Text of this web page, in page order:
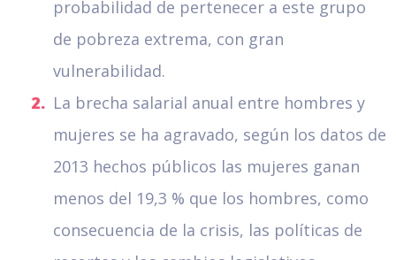
probabilidad de pertenecer a este grupo
de pobreza extrema, con gran
vulnerabilidad.
La brecha salarial anual entre hombres y
mujeres se ha agravado, según los datos de
2013 hechos públicos las mujeres ganan
menos del 19,3 % que los hombres, como
consecuencia de la crisis, las políticas de